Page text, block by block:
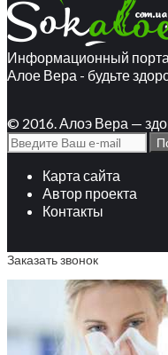
Информационный
Алое Вера - будьте
© 2016. Алоэ Вера —
Карта сайта
Автор проекта
Контакты
Заказать звонок